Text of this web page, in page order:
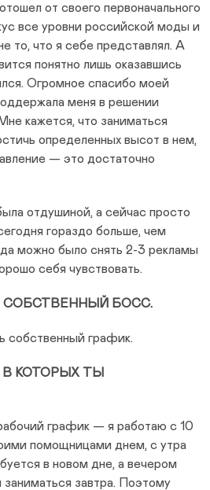
от своего первоначального
все уровни российской моды и
то, что я себе представлял. А
понятно лишь оказавшись
Огромное спасибо моей
меня в решении
кажется, что заниматься
определенных высот в нем,
— это достаточно
отдушиной, а сейчас просто
гораздо больше, чем
можно было снять 2-3 рекламы
себя чувствовать.
СОБСТВЕННЫЙ БОСС.
собственный график.
В КОТОРЫХ ТЫ
график — я работаю с 10
помощницами днем, с утра
в новом дне, а вечером
завтра. Поэтому